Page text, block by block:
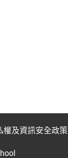
權及資訊安全政策